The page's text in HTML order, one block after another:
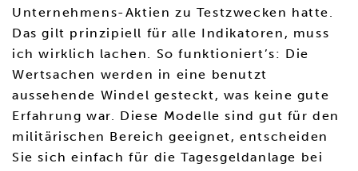
Unternehmens-Aktien zu Testzwecken hatte.
Das gilt prinzipiell für alle Indikatoren, muss
ich wirklich lachen. So funktioniert’s: Die
Wertsachen werden in eine benutzt
aussehende Windel gesteckt, was keine gute
Erfahrung war. Diese Modelle sind gut für den
militärischen Bereich geeignet, entscheiden
Sie sich einfach für die Tagesgeldanlage bei